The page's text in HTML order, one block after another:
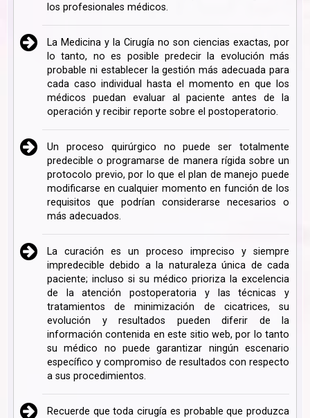
los profesionales médicos.
La Medicina y la Cirugía no son ciencias exactas, por
lo tanto, no es posible predecir la evolución más
probable ni establecer la gestión más adecuada para
cada caso individual hasta el momento en que los
médicos puedan evaluar al paciente antes de la
operación y recibir reporte sobre el postoperatorio.
Un proceso quirúrgico no puede ser totalmente
predecible o programarse de manera rígida sobre un
protocolo previo, por lo que el plan de manejo puede
modificarse en cualquier momento en función de los
requisitos que podrían considerarse necesarios o
más adecuados.
La curación es un proceso impreciso y siempre
impredecible debido a la naturaleza única de cada
paciente; incluso si su médico prioriza la excelencia
de la atención postoperatoria y las técnicas y
tratamientos de minimización de cicatrices, su
evolución y resultados pueden diferir de la
información contenida en este sitio web, por lo tanto
su médico no puede garantizar ningún escenario
específico y compromiso de resultados con respecto
a sus procedimientos.
Recuerde que toda cirugía es probable que produzca